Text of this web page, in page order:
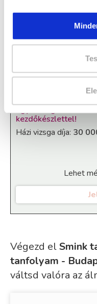
" B " csoport
Időtartam:5-6 hónap
399 000
kezdőkészlettel!
Házi vizsga díja: 30
Lehet
Végezd elSmink
tanfolyam -
váltsd valóra az